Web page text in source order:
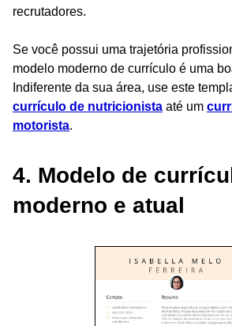
recrutadores.
Se você possui uma trajetória
modelo moderno de currículo é uma
Indiferente da sua área, use este
currículo de nutricionista até um
motorista.
4. Modelo de
moderno e atual